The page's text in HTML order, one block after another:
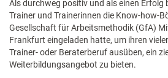
Als durchweg positiv und als einen Erfolg
Trainer und Trainerinnen die Know-how-
Gesellschaft für Arbeitsmethodik (GfA)
Frankfurt eingeladen hatte, um ihren
Trainer- oder Beraterberuf ausüben, ein
Weiterbildungsangebot zu bieten.